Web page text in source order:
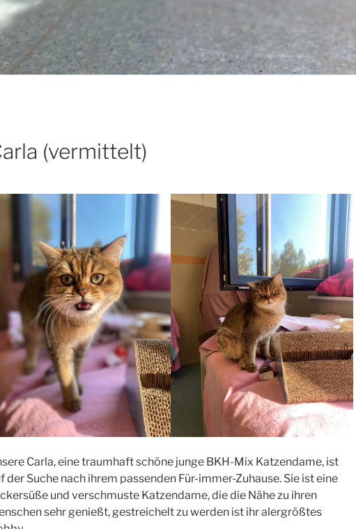
(vermittelt)
Carla, eine traumhaft schöne junge BKH-Mix Katzendame, ist
der Suche nach ihrem passenden Für-immer-Zuhause. Sie ist eine
und verschmuste Katzendame, die die Nähe zu ihren
sehr genießt, gestreichelt zu werden ist ihr alergrößtes